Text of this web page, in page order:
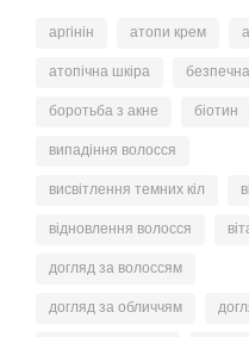
аргінін атопи крем
атопічна шкіра
боротьба з акне біотин
випадіння волосся
висвітлення темних кіл
відновлення волосся
догляд за волоссям
догляд за обличчям